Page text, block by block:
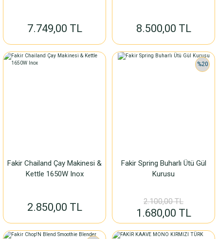
7.749,00 TL 8.500,00 TL
Fakir Chailand Çay Makinesi &
Kettle 1650W Inox
2.850,00 TL
%20
Fakir Spring Buharlı Ütü Gül
Kurusu
2.100,00 TL
1.680,00 TL